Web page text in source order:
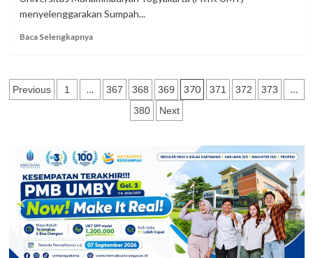
menyelenggarakan Sumpah...
Baca SelengkapnyaRead
Profesi
39
Paginasi
Previous 1 … 367 368 369 370 371 372 373 …
380 Next